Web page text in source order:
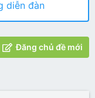
diễn đàn
Đăng chủ đề mới